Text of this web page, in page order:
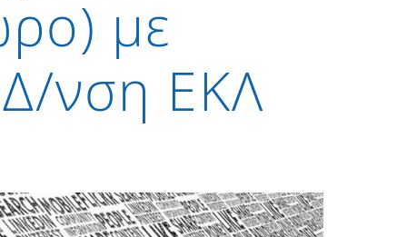
με
νση ΕΚΛ